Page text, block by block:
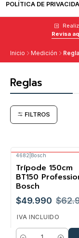
POLÍTICA DE
Revisa
Inicio Medición
Reglas
FILTROS
Envío Gratis Bosch
-21%
4682 Bosch
Trípode 150cm
BT150
Bosch
$49.990
IVA INCLUIDO